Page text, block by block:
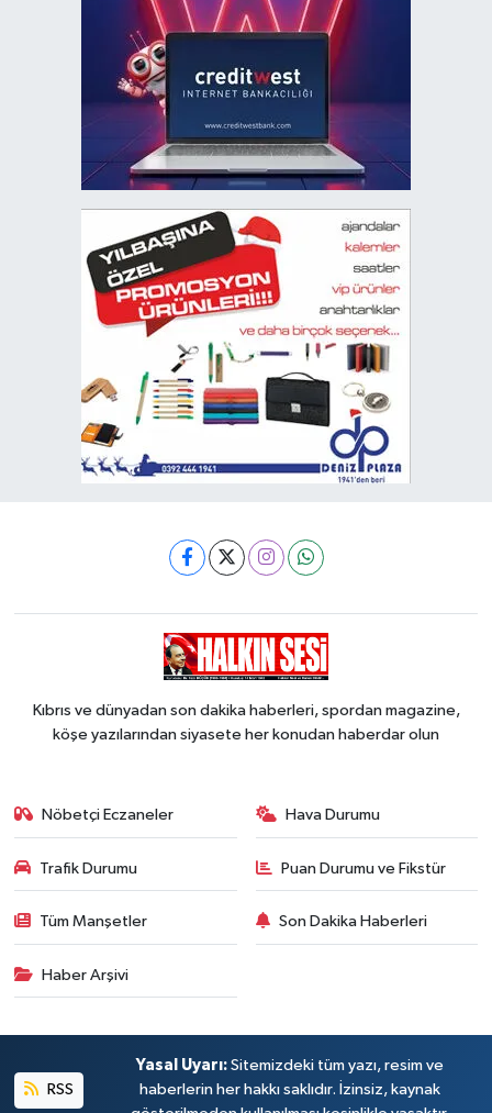
Kıbrıs ve dünyadan son dakika haberleri, spordan magazine,
köşe yazılarından siyasete her konudan haberdar olun
Nöbetçi Eczaneler Hava Durumu
Trafik Durumu Puan Durumu ve Fikstür
Tüm Manşetler Son Dakika Haberleri
Haber Arşivi
RSS
Yasal Uyarı: Sitemizdeki tüm yazı, resim ve
haberlerin her hakkı saklıdır. İzinsiz, kaynak